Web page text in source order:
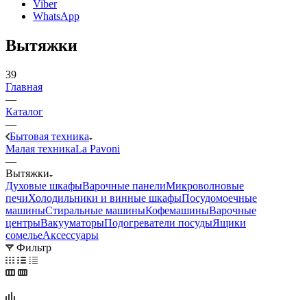
Viber
WhatsApp
Вытяжки
39
Главная
—
Каталог
—
Бытовая техника
Малая техникаLa Pavoni
—
Вытяжки
Духовые шкафыВарочные панелиМикроволновые
печиХолодильники и винные шкафыПосудомоечные
машиныСтиральные машиныКофемашиныВарочные
центрыВакууматорыПодогреватели посудыЯщики
сомельеАксессуары
Фильтр